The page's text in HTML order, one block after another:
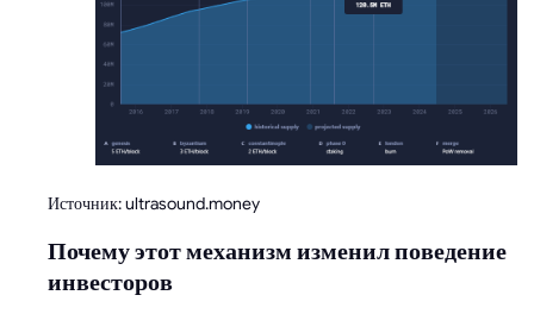
Источник: ultrasound.money
Почему этот механизм изменил поведение
инвесторов